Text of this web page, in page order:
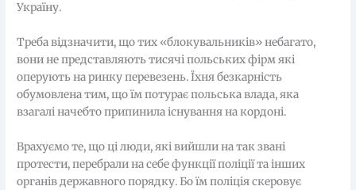
Україну.
Треба відзначити, що тих «блокувальників» небагато,
вони не представляють тисячі польських фірм які
оперують на ринку перевезень. Їхня безкарність
обумовлена тим, що їм потурає польська влада, яка
взагалі начебто припинила існування на кордоні.
Врахуємо те, що ці люди, які вийшли на так звані
протести, перебрали на себе функції поліції та інших
органів державного порядку. Бо їм поліція скеровує